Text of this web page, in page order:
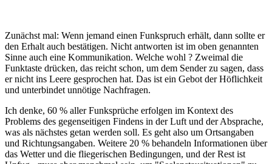
Zunächst mal: Wenn jemand einen Funkspruch erhält, dann sollte er
den Erhalt auch bestätigen. Nicht antworten ist im oben genannten
Sinne auch eine Kommunikation. Welche wohl ? Zweimal die
Funktaste drücken, das reicht schon, um dem Sender zu sagen, dass
er nicht ins Leere gesprochen hat. Das ist ein Gebot der Höflichkeit
und unterbindet unnötige Nachfragen.
Ich denke, 60 % aller Funksprüche erfolgen im Kontext des
Problems des gegenseitigen Findens in der Luft und der Absprache,
was als nächstes getan werden soll. Es geht also um Ortsangaben
und Richtungsangaben. Weitere 20 % behandeln Informationen über
das Wetter und die fliegerischen Bedingungen, und der Rest ist